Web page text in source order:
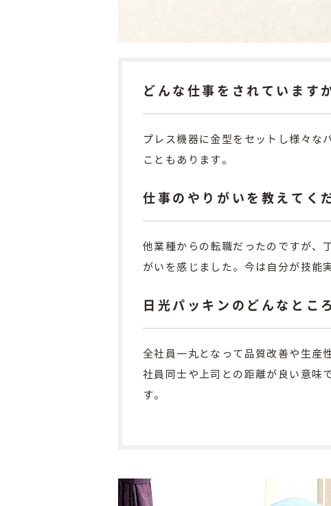
どんな仕事をされています
プレス機器に金型をセットし様々な
こともあります。
仕事のやりがいを教えてく
他業種からの転職だったのですが、
がいを感じました。今は自分が技能
日光パッキンのどんなとこ
全社員一丸となって品質改善や生産
社員同士や上司との距離が良い意味
す。